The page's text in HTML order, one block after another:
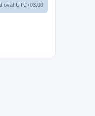
ovat UTC+03:00